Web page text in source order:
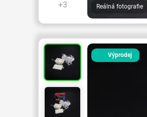
+3 Reálná fotografie
Výprodej